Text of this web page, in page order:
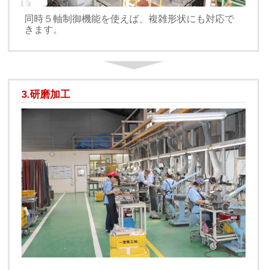
同時５軸制御機能を使えば、複雑形状にも対応で
きます。
3.研磨加工